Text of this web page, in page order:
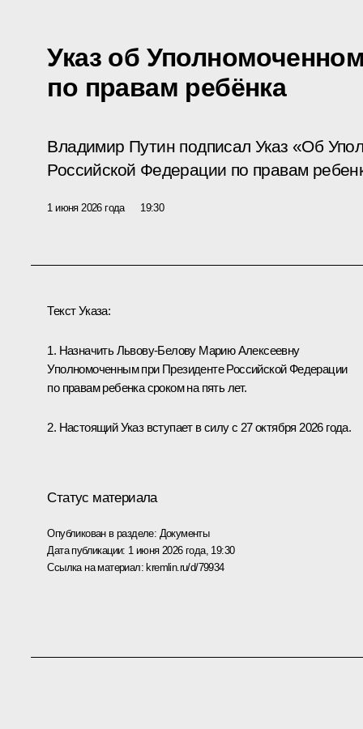
Указ об
по правам ребёнка
Владимир Путин подписал Указ «Об
Российской Федерации по правам
1 июня 2026 года 19:30
Текст Указа:
1. Назначить Львову-Белову Марию Алексеевну
Уполномоченным при Президенте Российской Федерации
по правам ребенка сроком на пять лет.
2. Настоящий Указ вступает в силу с 27 октября 2026 года.
Статус материала
Опубликован в разделе: Документы
Дата публикации: 1 июня 2026 года, 19:30
Ссылка на материал: kremlin.ru/d/79934